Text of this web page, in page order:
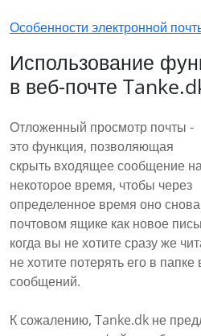
Особенности электронной
Использование
в веб-почте
Отложенный просмотр почты -
это функция, позволяющая
скрыть входящее сообщение
некоторое время, чтобы через
определенное время оно
почтовом ящике как новое
когда вы не хотите сразу же
не хотите потерять его в
сообщений.
К сожалению, Tanke.dk не